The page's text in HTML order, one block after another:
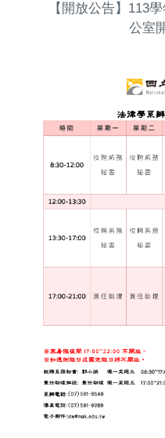
【開放公告】113
公室